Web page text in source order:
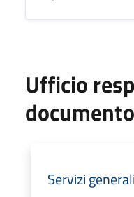
Ufficio
documento
Servizi generali